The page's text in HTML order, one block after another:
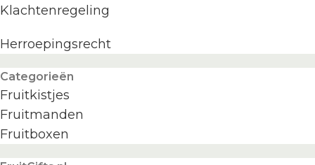
Klachtenregeling
Herroepingsrecht
Categorieën
Fruitkistjes
Fruitmanden
Fruitboxen